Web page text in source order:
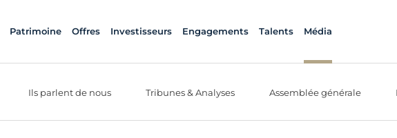
Patrimoine Offres Investisseurs Engagements Talents Média
Ils parlent de nous Tribunes & Analyses Assemblée générale